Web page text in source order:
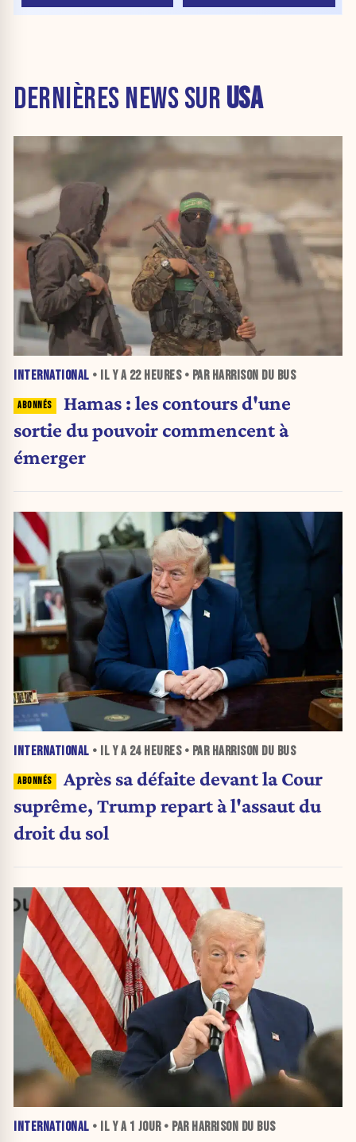
DERNIÈRES NEWS SUR USA
INTERNATIONAL • IL Y A 22 HEURES• PAR HARRISON DU BUS
Hamas : les contours d'une
sortie du pouvoir commencent à
émerger
INTERNATIONAL • IL Y A 24 HEURES• PAR HARRISON DU BUS
Après sa défaite devant la Cour
suprême, Trump repart à l'assaut du
droit du sol
INTERNATIONAL • IL Y A 1 JOUR• PAR HARRISON DU BUS